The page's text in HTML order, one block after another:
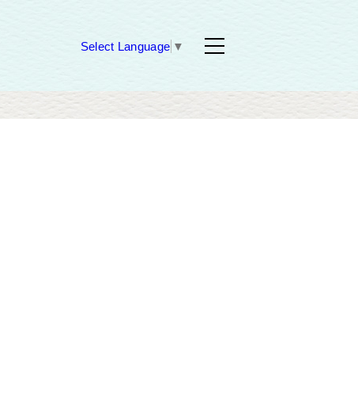
Select Language ▼